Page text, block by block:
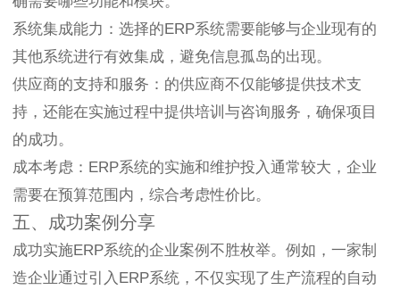
系统集成能力：选择的ERP系统需要能够与企业现有的
其他系统进行有效集成，避免信息孤岛的出现。
供应商的支持和服务：的供应商不仅能够提供技术支
持，还能在实施过程中提供培训与咨询服务，确保项目
的成功。
成本考虑：ERP系统的实施和维护投入通常较大，企业
需要在预算范围内，综合考虑性价比。
五、成功案例分享
成功实施ERP系统的企业案例不胜枚举。例如，一家制
造企业通过引入ERP系统，不仅实现了生产流程的自动